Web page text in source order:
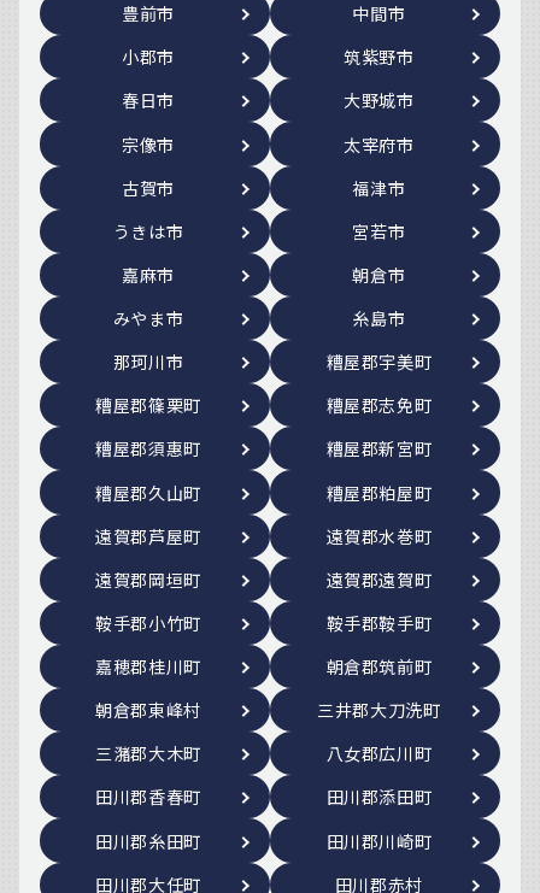
豊前市
中間市
小郡市
筑紫野市
春日市
大野城市
宗像市
太宰府市
古賀市
福津市
うきは市
宮若市
嘉麻市
朝倉市
みやま市
糸島市
那珂川市
糟屋郡宇美町
糟屋郡篠栗町
糟屋郡志免町
糟屋郡須惠町
糟屋郡新宮町
糟屋郡久山町
糟屋郡粕屋町
遠賀郡芦屋町
遠賀郡水巻町
遠賀郡岡垣町
遠賀郡遠賀町
鞍手郡小竹町
鞍手郡鞍手町
嘉穂郡桂川町
朝倉郡筑前町
朝倉郡東峰村
三井郡大刀洗町
三潴郡大木町
八女郡広川町
田川郡香春町
田川郡添田町
田川郡糸田町
田川郡川崎町
田川郡大任町
田川郡赤村